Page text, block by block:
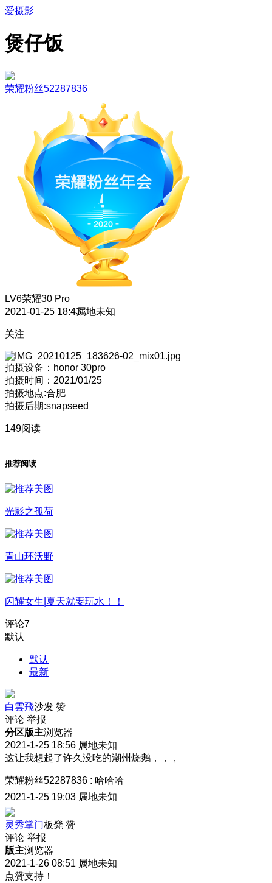
爱摄影
煲仔饭
荣耀粉丝52287836
LV6荣耀30 Pro
2021-01-25 18:43属地未知
关注
拍摄设备：honor 30pro
拍摄时间：2021/01/25
拍摄地点:合肥
拍摄后期:snapseed
149阅读
推荐阅读
光影之孤荷
青山环沃野
闪耀女生|夏天就要玩水！！
评论7
默认
默认
最新
白雲飛沙发 赞
评论 举报
分区版主浏览器
2021-1-25 18:56 属地未知
这让我想起了许久没吃的潮州烧鹅，，，
荣耀粉丝52287836 : 哈哈哈
2021-1-25 19:03 属地未知
灵秀掌门板凳 赞
评论 举报
版主浏览器
2021-1-26 08:51 属地未知
点赞支持！